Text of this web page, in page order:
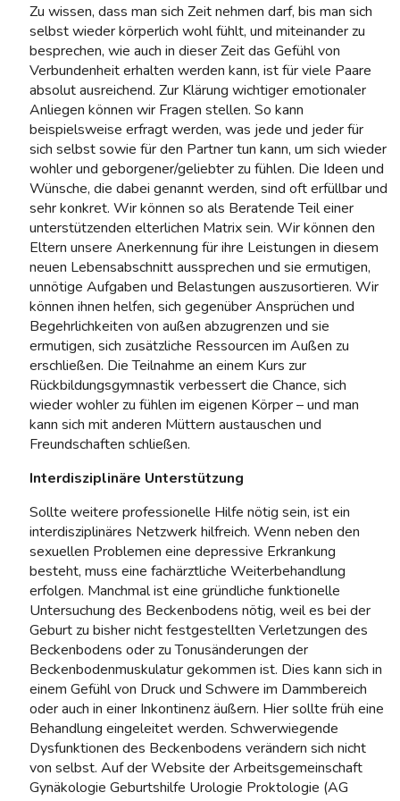
Zu wissen, dass man sich Zeit nehmen darf, bis man sich
selbst wieder körperlich wohl fühlt, und miteinander zu
besprechen, wie auch in dieser Zeit das Gefühl von
Verbundenheit erhalten werden kann, ist für viele Paare
absolut ausreichend. Zur Klärung wichtiger emotionaler
Anliegen können wir Fragen stellen. So kann
beispielsweise erfragt werden, was jede und jeder für
sich selbst sowie für den Partner tun kann, um sich wieder
wohler und geborgener/geliebter zu fühlen. Die Ideen und
Wünsche, die dabei genannt werden, sind oft erfüllbar und
sehr konkret. Wir können so als Beratende Teil einer
unterstützenden elterlichen Matrix sein. Wir können den
Eltern unsere Anerkennung für ihre Leistungen in diesem
neuen Lebensabschnitt aussprechen und sie ermutigen,
unnötige Aufgaben und Belastungen auszusortieren. Wir
können ihnen helfen, sich gegenüber Ansprüchen und
Begehrlichkeiten von außen abzugrenzen und sie
ermutigen, sich zusätzliche Ressourcen im Außen zu
erschließen. Die Teilnahme an einem Kurs zur
Rückbildungsgymnastik verbessert die Chance, sich
wieder wohler zu fühlen im eigenen Körper – und man
kann sich mit anderen Müttern austauschen und
Freundschaften schließen.
Interdisziplinäre Unterstützung
Sollte weitere professionelle Hilfe nötig sein, ist ein
interdisziplinäres Netzwerk hilfreich. Wenn neben den
sexuellen Problemen eine depressive Erkrankung
besteht, muss eine fachärztliche Weiterbehandlung
erfolgen. Manchmal ist eine gründliche funktionelle
Untersuchung des Beckenbodens nötig, weil es bei der
Geburt zu bisher nicht festgestellten Verletzungen des
Beckenbodens oder zu Tonusänderungen der
Beckenbodenmuskulatur gekommen ist. Dies kann sich in
einem Gefühl von Druck und Schwere im Dammbereich
oder auch in einer Inkontinenz äußern. Hier sollte früh eine
Behandlung eingeleitet werden. Schwerwiegende
Dysfunktionen des Beckenbodens verändern sich nicht
von selbst. Auf der Website der Arbeitsgemeinschaft
Gynäkologie Geburtshilfe Urologie Proktologie (AG